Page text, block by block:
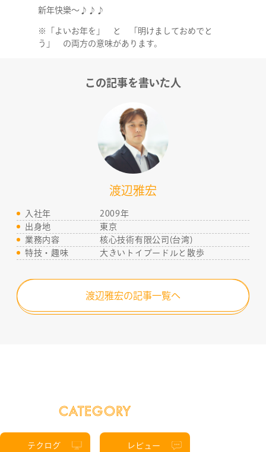
新年快樂～♪♪♪
※「よいお年を」 と 「明けましておめでと
う」 の両方の意味があります。
CATEGORY
テクログ レビュー
この記事を書いた人
渡辺雅宏
入社年
2009年
出身地
東京
業務内容
核心技術有限公司(台湾)
特技・趣味
大きいトイプードルと散歩
渡辺雅宏の記事一覧へ